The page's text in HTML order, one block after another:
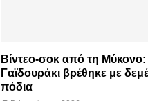
Βίντεο-σοκ από τη Μύκονο:
Γαϊδουράκι βρέθηκε με
πόδια